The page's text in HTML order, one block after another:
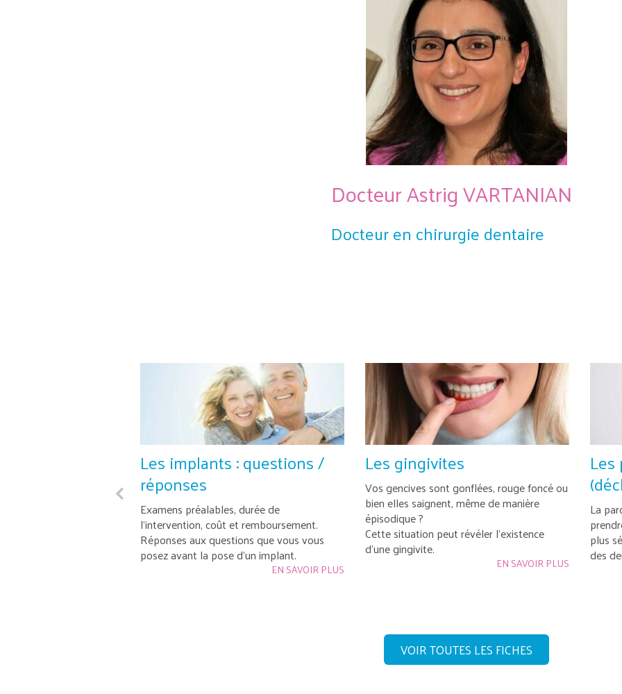
Docteur Astrig VARTANIAN
Docteur en chirurgie dentaire
Les implants : questions /
réponses
Examens préalables, durée de
l’intervention, coût et remboursement.
Réponses aux questions que vous vous
posez avant la pose d’un implant.
EN SAVOIR PLUS
Les gingivites
Vos gencives sont gonflées, rouge foncé ou
bien elles saignent, même de manière
épisodique ?
Cette situation peut révéler l’existence
d’une gingivite.
EN SAVOIR PLUS
La
plus
des
VOIR TOUTES LES FICHES